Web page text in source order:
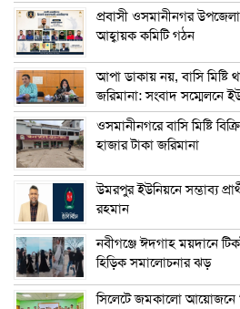
প্রবাসী ওসমানীনগর
আহ্বায়ক কমিটি গঠন
আপা ডাকায় নয়, বাসি
জরিমানা: সংবাদ সম্মেলনে
ওসমানীনগরে বাসি মিষ্টি
হাজার টাকা জরিমানা
উমরপুর ইউনিয়নে সম্ভাব্য
রহমান
নবীগঞ্জে ঈদগাহ ময়দানে
হিড়িক সমালোচনার ঝড়
সিলেটে জমকালো আয়োজনে